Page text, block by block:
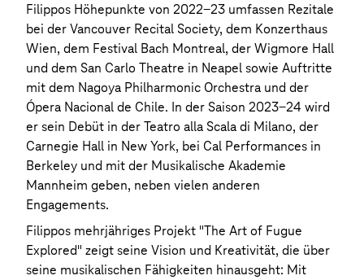
Filippos Höhepunkte von 2022-23 umfassen Rezitale
bei der Vancouver Recital Society, dem Konzerthaus
Wien, dem Festival Bach Montreal, der Wigmore Hall
und dem San Carlo Theatre in Neapel sowie Auftritte
mit dem Nagoya Philharmonic Orchestra und der
Ópera Nacional de Chile. In der Saison 2023-24 wird
er sein Debüt in der Teatro alla Scala di Milano, der
Carnegie Hall in New York, bei Cal Performances in
Berkeley und mit der Musikalische Akademie
Mannheim geben, neben vielen anderen
Engagements.
Filippos mehrjähriges Projekt "The Art of Fugue
Explored" zeigt seine Vision und Kreativität, die über
seine musikalischen Fähigkeiten hinausgeht: Mit